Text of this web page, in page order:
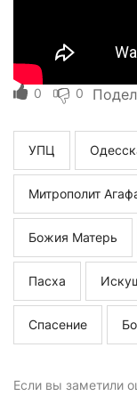
0 0
УПЦ
Митрополит
Божия Матерь
Пасха
Спасение
Если вы заметили